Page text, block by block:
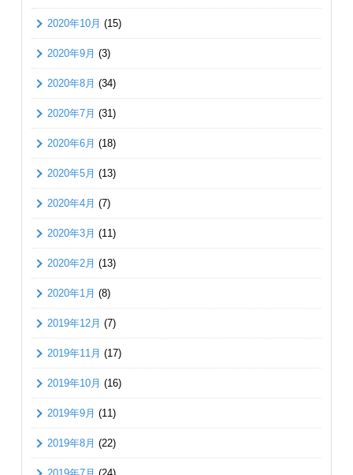
2020年10月 (15)
2020年9月 (3)
2020年8月 (34)
2020年7月 (31)
2020年6月 (18)
2020年5月 (13)
2020年4月 (7)
2020年3月 (11)
2020年2月 (13)
2020年1月 (8)
2019年12月 (7)
2019年11月 (17)
2019年10月 (16)
2019年9月 (11)
2019年8月 (22)